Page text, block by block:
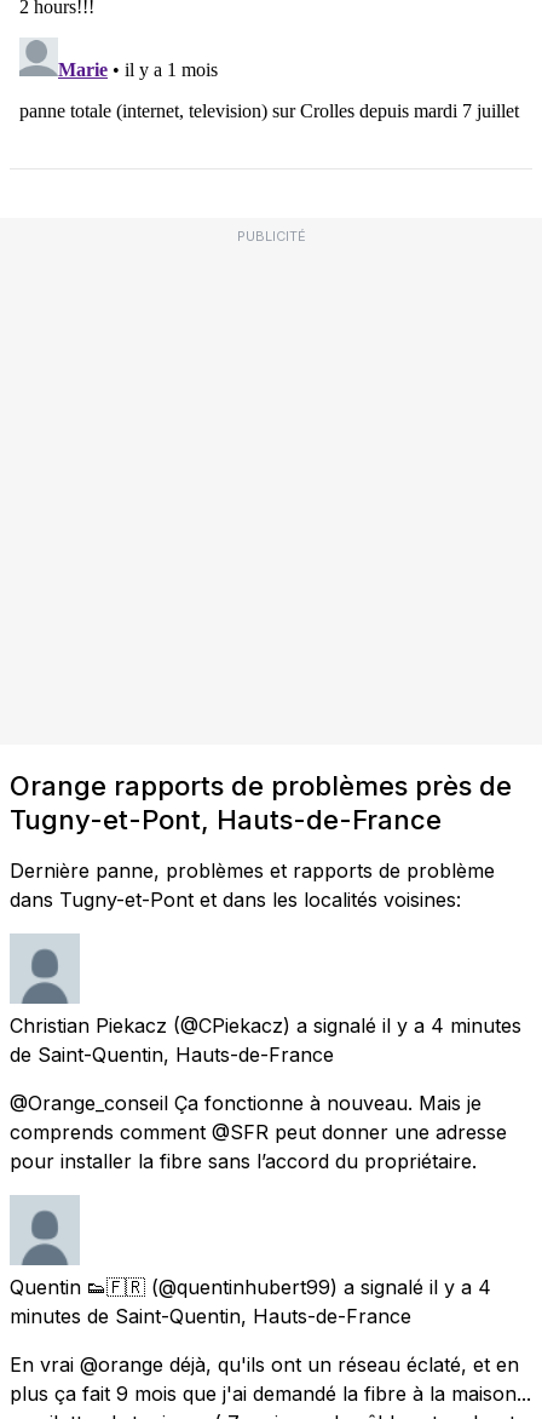
PUBLICITÉ
Orange rapports de problèmes près de
Tugny-et-Pont, Hauts-de-France
Dernière panne, problèmes et rapports de problème
dans Tugny-et-Pont et dans les localités voisines:
Christian Piekacz (@CPiekacz) a signalé il y a 4 minutes
de Saint-Quentin, Hauts-de-France
@Orange_conseil Ça fonctionne à nouveau. Mais je
comprends comment @SFR peut donner une adresse
pour installer la fibre sans l’accord du propriétaire.
Quentin 👟🇫🇷 (@quentinhubert99) a signalé il y a 4
minutes de Saint-Quentin, Hauts-de-France
En vrai @orange déjà, qu'ils ont un réseau éclaté, et en
plus ça fait 9 mois que j'ai demandé la fibre à la maison...